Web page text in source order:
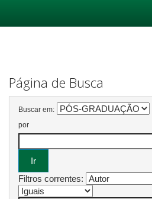
Página de Busca
Buscar em:
por
Filtros correntes: